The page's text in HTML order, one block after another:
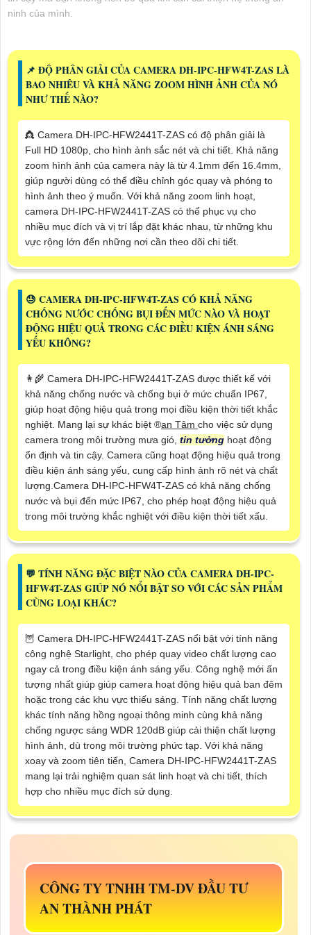
ninh của mình.
📌 ĐỘ PHÂN GIẢI CỦA CAMERA DH-IPC-HFW4T-ZAS LÀ
BAO NHIÊU VÀ KHẢ NĂNG ZOOM HÌNH ẢNH CỦA NÓ
NHƯ THẾ NÀO?
👸 Camera DH-IPC-HFW2441T-ZAS có độ phân giải là
Full HD 1080p, cho hình ảnh sắc nét và chi tiết. Khả năng
zoom hình ảnh của camera này là từ 4.1mm đến 16.4mm,
giúp người dùng có thể điều chỉnh góc quay và phóng to
hình ảnh theo ý muốn. Với khả năng zoom linh hoạt,
camera DH-IPC-HFW2441T-ZAS có thể phục vụ cho
nhiều mục đích và vị trí lắp đặt khác nhau, từ những khu
vực rộng lớn đến những nơi cần theo dõi chi tiết.
😓 CAMERA DH-IPC-HFW4T-ZAS CÓ KHẢ NĂNG
CHỐNG NƯỚC CHỐNG BỤI ĐẾN MỨC NÀO VÀ HOẠT
ĐỘNG HIỆU QUẢ TRONG CÁC ĐIỀU KIỆN ÁNH SÁNG
YẾU KHÔNG?
👩‍🌾 Camera DH-IPC-HFW2441T-ZAS được thiết kế với
khả năng chống nước và chống bụi ở mức chuẩn IP67,
giúp hoạt động hiệu quả trong mọi điều kiện thời tiết khắc
nghiệt. Mang lại sự khác biệt ®️an Tâm cho việc sử dụng
camera trong môi trường mưa gió, tin tưởng hoạt động
ổn định và tin cậy. Camera cũng hoạt động hiệu quả trong
điều kiện ánh sáng yếu, cung cấp hình ảnh rõ nét và chất
lượng.Camera DH-IPC-HFW4T-ZAS có khả năng chống
nước và bụi đến mức IP67, cho phép hoạt động hiệu quả
trong môi trường khắc nghiệt với điều kiện thời tiết xấu.
️💬 TÍNH NĂNG ĐẶC BIỆT NÀO CỦA CAMERA DH-IPC-
HFW4T-ZAS GIÚP NÓ NỔI BẬT SO VỚI CÁC SẢN PHẨM
CÙNG LOẠI KHÁC?
🦉 Camera DH-IPC-HFW2441T-ZAS nổi bật với tính năng
công nghệ Starlight, cho phép quay video chất lượng cao
ngay cả trong điều kiện ánh sáng yếu. Công nghệ mới ấn
tượng nhất giúp giúp camera hoạt động hiệu quả ban đêm
hoặc trong các khu vực thiếu sáng. Tính năng chất lượng
khác tính năng hồng ngoại thông minh cùng khả năng
chống ngược sáng WDR 120dB giúp cải thiện chất lượng
hình ảnh, dù trong môi trường phức tạp. Với khả năng
xoay và zoom tiên tiến, Camera DH-IPC-HFW2441T-ZAS
mang lại trải nghiệm quan sát linh hoạt và chi tiết, thích
hợp cho nhiều mục đích sử dụng.
CÔNG TY TNHH TM-DV ĐẦU TƯ
AN THÀNH PHÁT